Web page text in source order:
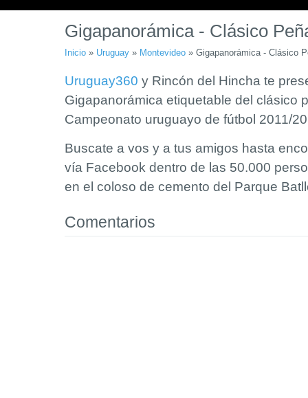
Gigapanorámica - Clásico
Inicio » Uruguay » Montevideo » Gigapanorámica - Clásico
Uruguay360 y Rincón del Hincha te
Gigapanorámica etiquetable del clásico
Campeonato uruguayo de fútbol 2011/
Buscate a vos y a tus amigos hasta
vía Facebook dentro de las 50.000
en el coloso de cemento del Parque
Comentarios